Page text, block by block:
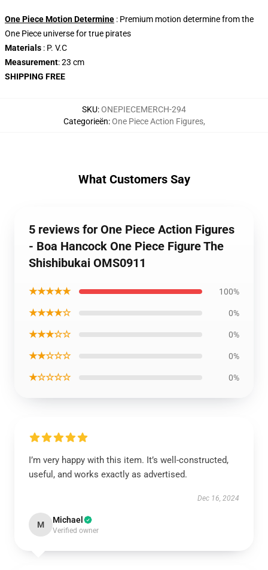
One Piece Motion Determine : Premium motion determine from the
One Piece universe for true pirates
Materials : P. V.C
Measurement: 23 cm
SHIPPING FREE
SKU:ONEPIECEMERCH-294
Categorieën:One Piece Action Figures,
What Customers Say
5 reviews for One Piece Action Figures
- Boa Hancock One Piece Figure The
Shishibukai OMS0911
★★★★★ 100%
★★★★☆ 0%
★★★☆☆ 0%
★★☆☆☆ 0%
★☆☆☆☆ 0%
I’m very happy with this item. It’s well-constructed,
useful, and works exactly as advertised.
Dec 16, 2024
M Michael
Verified owner